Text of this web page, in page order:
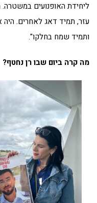
ליחידת האופנועים
עזר, תמיד דאג לאחרים. היה
ותמיד שמח בחלקו".
מה קרה ביום שבו רן נחטף?